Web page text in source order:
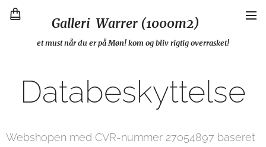
Galleri Warrer (1000m2)
et must når du er på Møn! kom og bliv rigtig overrasket!
Databeskyttelse
Webshopen med CVR-nummer 27054897 baseret